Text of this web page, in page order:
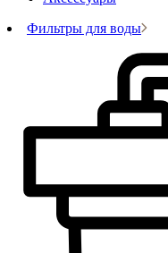
Фильтры для воды